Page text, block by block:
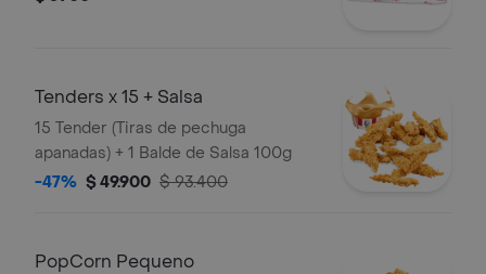
Tenders x 15 + Salsa
15 Tender (Tiras de pechuga
apanadas) + 1 Balde de Salsa 100g
-47% $ 49.900 $ 93.400
PopCorn Pequeno